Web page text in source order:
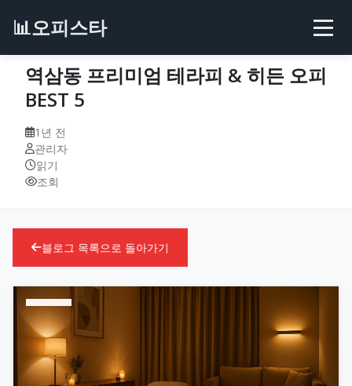
📊오피스타
역삼동 프리미엄 테라피 & 히든 오피
BEST 5
1년 전
관리자
읽기
조회
블로그 목록으로 돌아가기